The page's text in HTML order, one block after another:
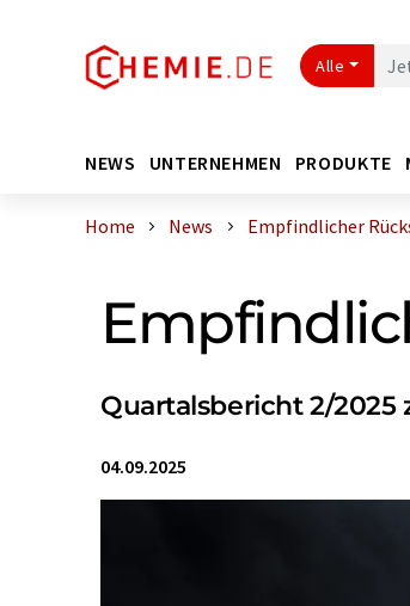
Alle
NEWS UNTERNEHMEN PRODUKTE
Home News Empfindlicher
Quartalsbericht 2/
04.09.2025